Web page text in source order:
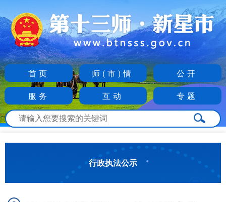
首页 师(市)情
公开
服务
互动 专题
行政执法公示